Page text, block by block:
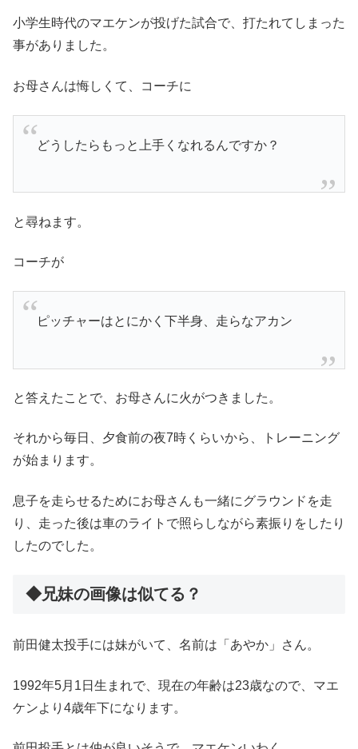
小学生時代のマエケンが投げた試合で、打たれてしまった
事がありました。
お母さんは悔しくて、コーチに
どうしたらもっと上手くなれるんですか？
と尋ねます。
コーチが
ピッチャーはとにかく下半身、走らなアカン
と答えたことで、お母さんに火がつきました。
それから毎日、夕食前の夜7時くらいから、トレーニング
が始まります。
息子を走らせるためにお母さんも一緒にグラウンドを走
り、走った後は車のライトで照らしながら素振りをしたり
したのでした。
◆兄妹の画像は似てる？
前田健太投手には妹がいて、名前は「あやか」さん。
1992年5月1日生まれで、現在の年齢は23歳なので、マエ
ケンより4歳年下になります。